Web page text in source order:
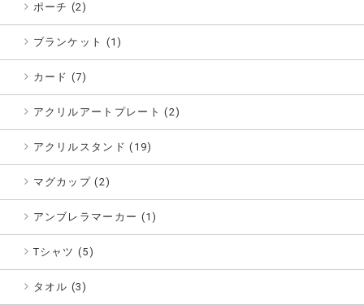
ポーチ (2)
ブランケット (1)
カード (7)
アクリルアートプレート (2)
アクリルスタンド (19)
マグカップ (2)
アンブレラマーカー (1)
Tシャツ (5)
タオル (3)